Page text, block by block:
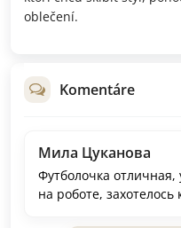
oblečení.
Komentáre
Мила Цуканова
Футболочка отличная,
на роботе,